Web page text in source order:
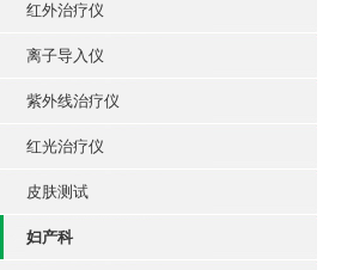
红外治疗仪
离子导入仪
紫外线治疗仪
红光治疗仪
皮肤测试
妇产科